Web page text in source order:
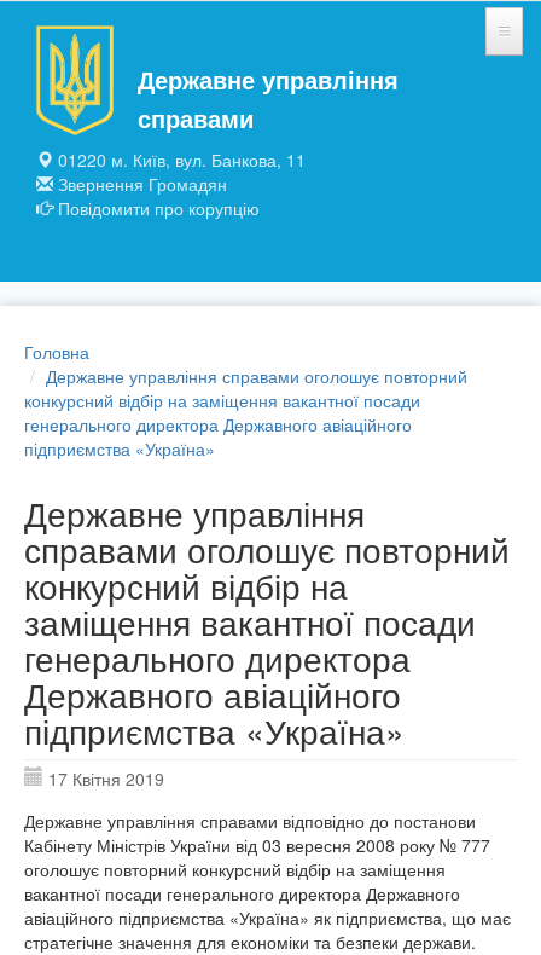
Державне управління
справами
01220 м. Київ, вул. Банкова, 11
Звернення Громадян
Повідомити про корупцію
НОВИНИ
ЗАГАЛЬНІ ВІДОМОСТІ
ПІДПРИЄМСТВА ТА УСТАНОВИ
Головна
Державне управління справами оголошує повторний
конкурсний відбір на заміщення вакантної посади
генерального директора Державного авіаційного
підприємства «Україна»
Державне управління
справами оголошує повторний
конкурсний відбір на
заміщення вакантної посади
генерального директора
Державного авіаційного
підприємства «Україна»
17 Квітня 2019
Державне управління справами відповідно до постанови
Кабінету Міністрів України від 03 вересня 2008 року № 777
оголошує повторний конкурсний відбір на заміщення
вакантної посади генерального директора Державного
авіаційного підприємства «Україна» як підприємства, що має
стратегічне значення для економіки та безпеки держави.